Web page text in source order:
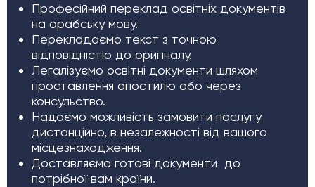
Професійний переклад освітніх документів
на арабську мову.
Перекладаємо текст з точною
відповідністю до оригіналу.
Легалізуємо освітні документи шляхом
проставлення апостилю або через
консульство.
Надаємо можливість замовити послугу
дистанційно, в незалежності від вашого
місцезнаходження.
Доставляємо готові документи до
потрібної вам країни.